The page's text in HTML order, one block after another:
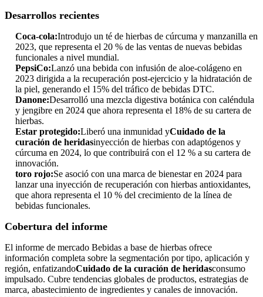
Desarrollos recientes
Coca-cola:Introdujo un té de hierbas de cúrcuma y manzanilla en
2023, que representa el 20 % de las ventas de nuevas bebidas
funcionales a nivel mundial.
PepsiCo:Lanzó una bebida con infusión de aloe-colágeno en
2023 dirigida a la recuperación post-ejercicio y la hidratación de
la piel, generando el 15% del tráfico de bebidas DTC.
Danone:Desarrolló una mezcla digestiva botánica con caléndula
y jengibre en 2024 que ahora representa el 18% de su cartera de
hierbas.
Estar protegido:Liberó una inmunidad yCuidado de la
curación de heridasinyección de hierbas con adaptógenos y
cúrcuma en 2024, lo que contribuirá con el 12 % a su cartera de
innovación.
toro rojo:Se asoció con una marca de bienestar en 2024 para
lanzar una inyección de recuperación con hierbas antioxidantes,
que ahora representa el 10 % del crecimiento de la línea de
bebidas funcionales.
Cobertura del informe
El informe de mercado Bebidas a base de hierbas ofrece
información completa sobre la segmentación por tipo, aplicación y
región, enfatizandoCuidado de la curación de heridasconsumo
impulsado. Cubre tendencias globales de productos, estrategias de
marca, abastecimiento de ingredientes y canales de innovación.